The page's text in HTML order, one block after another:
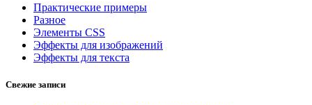
Практические примеры
Разное
Элементы CSS
Эффекты для изображений
Эффекты для текста
Свежие записи